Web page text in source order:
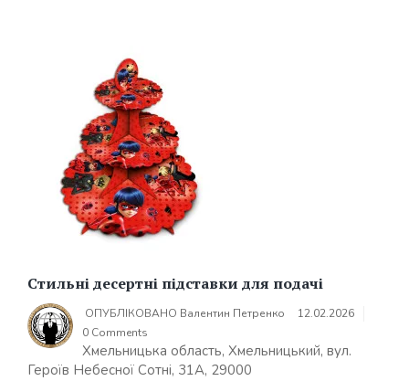
Стильні десертні підставки для подачі
ОПУБЛІКОВАНО Валентин Петренко
12.02.2026
0 Comments
Хмельницька область, Хмельницький, вул.
Героїв Небесної Сотні, 31А, 29000